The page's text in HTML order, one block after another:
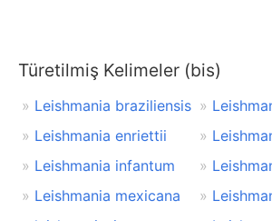
Türetilmiş Kelimeler (bis)
Leishmania braziliensis
Leishmania enriettii
Leishmania infantum
Leishmania mexicana